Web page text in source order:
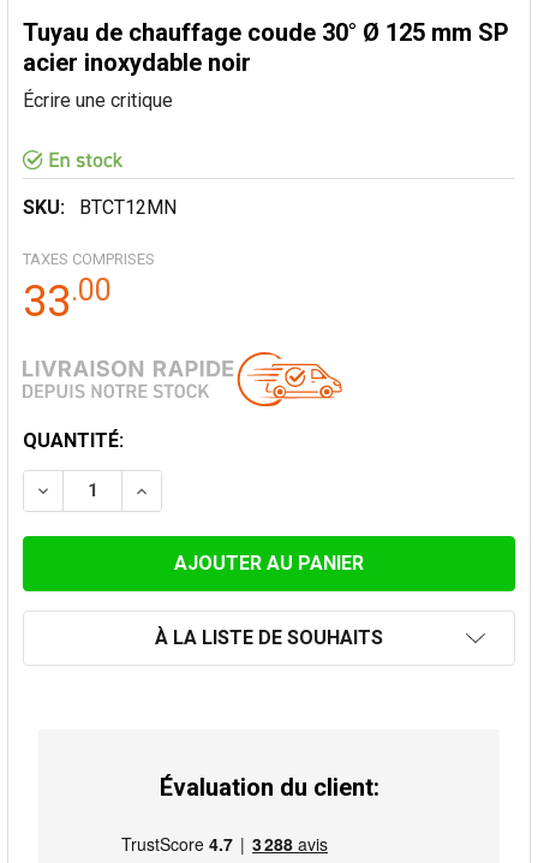
Tuyau de chauffage coude 30° Ø 125 mm SP
acier inoxydable noir
Écrire une critique
SKU: BTCT12MN
TAXES COMPRISES
33.00
STOCK
ACTUEL:
QUANTITÉ:
DIMINUER LA QUANTITÉ DE TUYAU DE CHAUFFAGE
AUGMENTER LA QUANTITÉ DE TUYAU DE
À LA LISTE DE SOUHAITS
Évaluation du client: